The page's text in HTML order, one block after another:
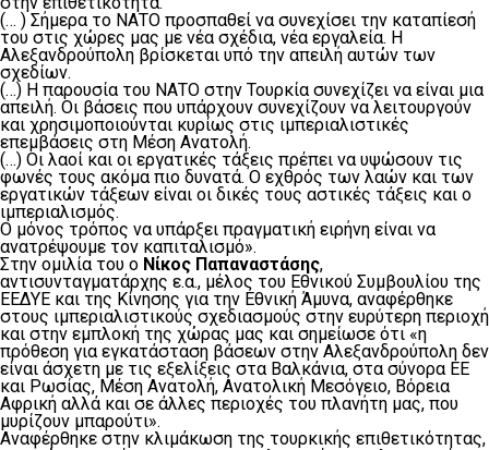
(… ) Σήμερα το ΝΑΤΟ προσπαθεί να συνεχίσει την καταπίεσή
του στις χώρες μας με νέα σχέδια, νέα εργαλεία. Η
Αλεξανδρούπολη βρίσκεται υπό την απειλή αυτών των
σχεδίων.
(…) Η παρουσία του ΝΑΤΟ στην Τουρκία συνεχίζει να είναι μια
απειλή. Οι βάσεις που υπάρχουν συνεχίζουν να λειτουργούν
και χρησιμοποιούνται κυρίως στις ιμπεριαλιστικές
επεμβάσεις στη Μέση Ανατολή.
(…) Οι λαοί και οι εργατικές τάξεις πρέπει να υψώσουν τις
φωνές τους ακόμα πιο δυνατά. Ο εχθρός των λαών και των
εργατικών τάξεων είναι οι δικές τους αστικές τάξεις και ο
ιμπεριαλισμός.
Ο μόνος τρόπος να υπάρξει πραγματική ειρήνη είναι να
ανατρέψουμε τον καπιταλισμό».
Στην ομιλία του ο Νίκος Παπαναστάσης,
αντισυνταγματάρχης ε.α., μέλος του Εθνικού Συμβουλίου της
ΕΕΔΥΕ και της Κίνησης για την Εθνική Άμυνα, αναφέρθηκε
στους ιμπεριαλιστικούς σχεδιασμούς στην ευρύτερη περιοχή
και στην εμπλοκή της χώρας μας και σημείωσε ότι «η
πρόθεση για εγκατάσταση βάσεων στην Αλεξανδρούπολη δεν
είναι άσχετη με τις εξελίξεις στα Βαλκάνια, στα σύνορα ΕΕ
και Ρωσίας, Μέση Ανατολή, Ανατολική Μεσόγειο, Βόρεια
Αφρική αλλά και σε άλλες περιοχές του πλανήτη μας, που
μυρίζουν μπαρούτι».
Αναφέρθηκε στην κλιμάκωση της τουρκικής επιθετικότητας,